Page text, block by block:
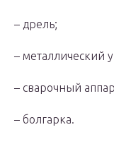
– дрель;
– металлический
– сварочный
– болгарка.